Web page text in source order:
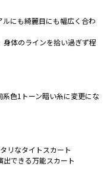
にも綺麗目にも幅広く合わ
体のラインを拾い過ぎず程
色1トーン暗い糸に変更にな
リなタイトスカート
出できる万能スカート